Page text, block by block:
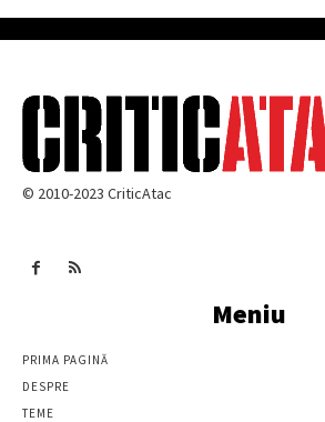
© 2010-2023 CriticAtac
Meniu
PRIMA PAGINĂ
DESPRE
TEME